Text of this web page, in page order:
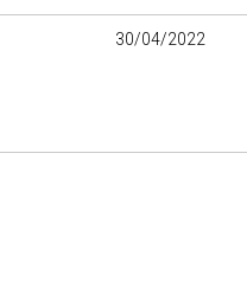
30/04/2022